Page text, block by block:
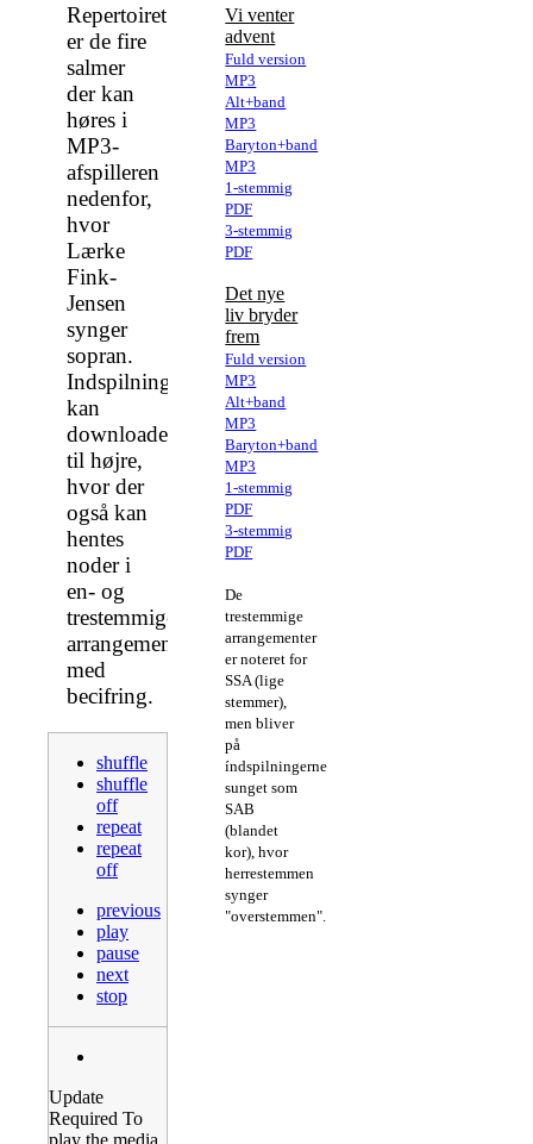
Repertoiret
er de fire
salmer
der kan
høres i
MP3-
afspilleren
nedenfor,
hvor
Lærke
Fink-
Jensen
synger
sopran.
Indspilningerne
kan
downloades
til højre,
hvor der
også kan
hentes
noder i
en- og
trestemmige
arrangementer
med
becifring.
shuffle
shuffle
off
repeat
repeat
off
previous
play
pause
next
stop
Update
Required To
play the media
Vi venter
advent
Fuld version
MP3
Alt+band
MP3
Baryton+band
MP3
1-stemmig
PDF
3-stemmig
PDF
Det nye
liv bryder
frem
Fuld version
MP3
Alt+band
MP3
Baryton+band
MP3
1-stemmig
PDF
3-stemmig
PDF
De
trestemmige
arrangementer
er noteret for
SSA (lige
stemmer),
men bliver
på
índspilningerne
sunget som
SAB
(blandet
kor), hvor
herrestemmen
synger
"overstemmen".